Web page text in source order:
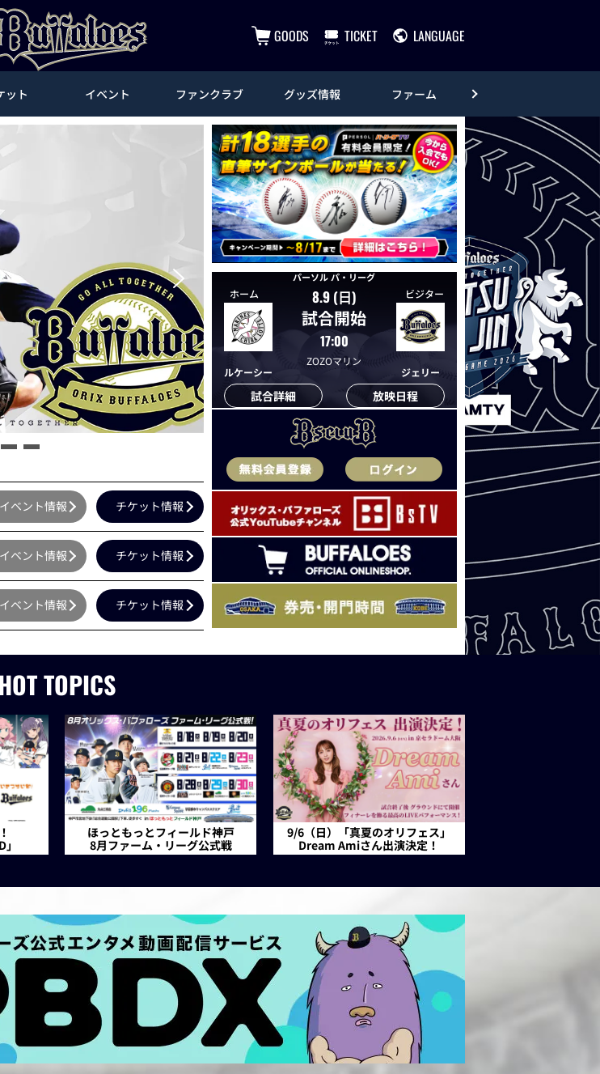
GOODS TICKET LANGUAGE
ット イベント ファンクラブ グッズ情報 ファーム
イベント情報 チケット情報
イベント情報 チケット情報
イベント情報 チケット情報
ホーム
パーソル パ・リーグ
ビジター
8.9 (日)
試合開始
17:00
ZOZOマリン
ルケーシー
ジェリー
試合詳細 放映日程
TOPICS
ほっともっとフィールド神戸
8月ファーム・リーグ公式戦
9/6（日）「真夏のオリフェス」
Dream Amiさん出演決定！